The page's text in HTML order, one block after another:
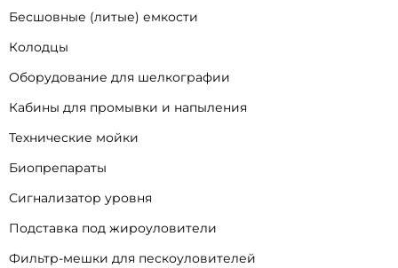
Бесшовные (литые) емкости
Колодцы
Оборудование для шелкографии
Кабины для промывки и напыления
Технические мойки
Биопрепараты
Сигнализатор уровня
Подставка под жироуловители
Фильтр-мешки для пескоуловителей